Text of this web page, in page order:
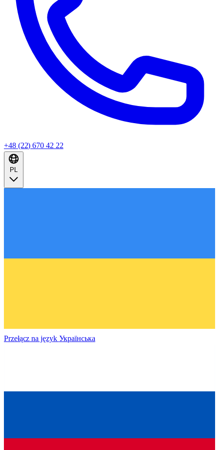
+48 (22) 670 42 22
Przełącz na język Українська